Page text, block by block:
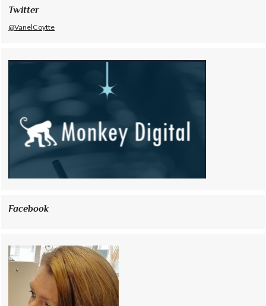
Twitter
@VanelCoytte
Facebook